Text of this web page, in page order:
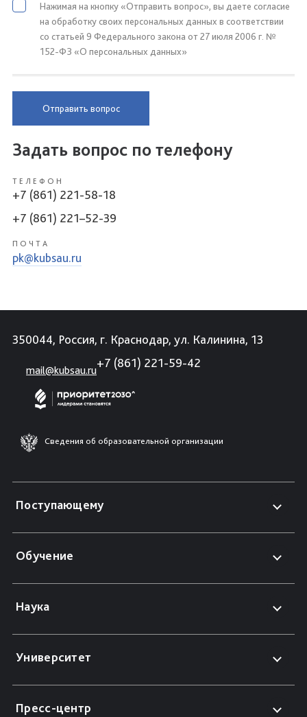
Нажимая на кнопку «Отправить вопрос», вы даете согласие
на обработку своих персональных данных в соответствии
со статьей 9 Федерального закона от 27 июля 2006 г. №
152-ФЗ «О персональных данных»
Отправить вопрос
Задать вопрос по телефону
ТЕЛЕФОН
+7 (861) 221-58-18
+7 (861) 221–52-39
ПОЧТА
pk@kubsau.ru
350044, Россия, г. Краснодар, ул. Калинина, 13
mail@kubsau.ru
+7 (861) 221-59-42
Сведения об образовательной организации
Поступающему
Обучение
Наука
Университет
Пресс-центр